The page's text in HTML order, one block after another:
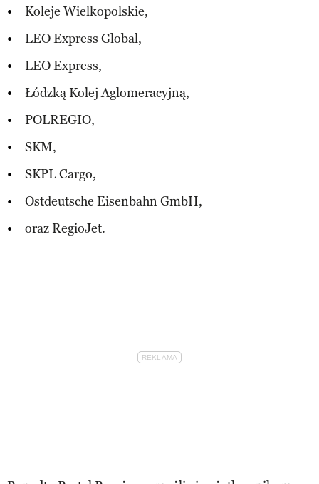
Koleje Wielkopolskie,
LEO Express Global,
LEO Express,
Łódzką Kolej Aglomeracyjną,
POLREGIO,
SKM,
SKPL Cargo,
Ostdeutsche Eisenbahn GmbH,
oraz RegioJet.